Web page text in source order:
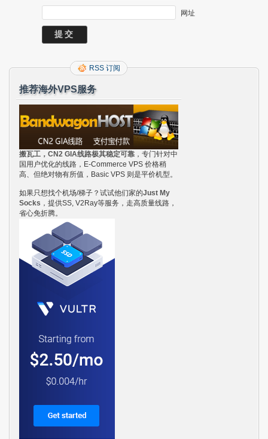
网址
RSS 订阅
推荐海外VPS服务
搬瓦工，CN2 GIA线路极其稳定可靠 ，专门针对中
国用户优化的线路，E-Commerce VPS 价格稍
高、但绝对物有所值，Basic VPS 则是平价机型。
如果只想找个机场/梯子？试试他们家的Just My
Socks ，提供SS, V2Ray等服务，走高质量线路，
省心免折腾。